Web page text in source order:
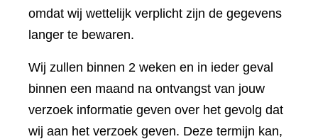
omdat wij wettelijk verplicht zijn de gegevens
langer te bewaren.
Wij zullen binnen 2 weken en in ieder geval
binnen een maand na ontvangst van jouw
verzoek informatie geven over het gevolg dat
wij aan het verzoek geven. Deze termijn kan,